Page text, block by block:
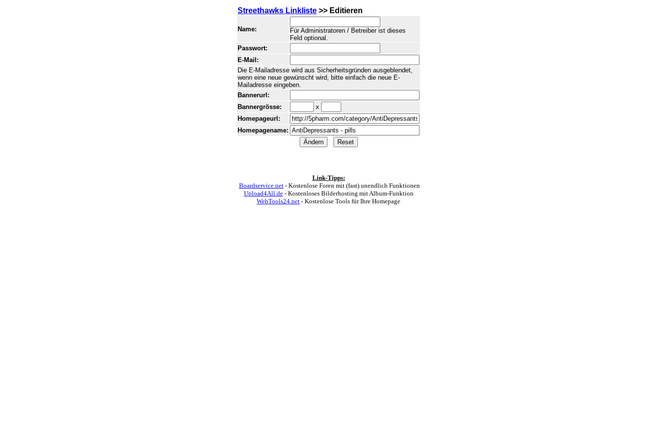
Streethawks Linkliste >> Editieren
Name:
Für Administratoren / Betreiber ist dieses
Feld optional.
Passwort:
E-Mail:
Die E-Mailadresse wird aus Sicherheitsgründen ausgeblendet,
wenn eine neue gewünscht wird, bitte einfach die neue E-
Mailadresse eingeben.
Bannerurl:
Bannergrösse:
x
Homepageurl:
Homepagename:
Link-Tipps:
Boardservice.net- Kostenlose Foren mit (fast) unendlich Funktionen
Upload4All.de- Kostenloses Bilderhosting mit Album-Funktion
WebTools24.net - Kostenlose Tools für Ihre Homepage